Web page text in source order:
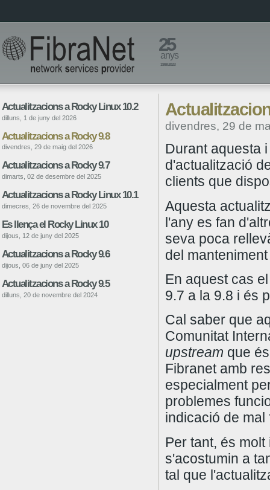
25
anys
1998-2023
Actualitzacions a Rocky Linux 10.2
dilluns, 1 de juny del 2026
Actualitzacions a Rocky 9.8
divendres, 29 de maig del 2026
Actualitzacions a Rocky 9.7
dimarts, 02 de desembre del 2025
Actualitzacions a Rocky Linux 10.1
dimecres, 26 de novembre del 2025
Es llença el Rocky Linux 10
dijous, 12 de juny del 2025
Actualitzacions a Rocky 9.6
dijous, 06 de juny del 2025
Actualitzacions a Rocky 9.5
dilluns, 20 de novembre del 2024
divendres, 29 de
Durant aquesta
d'actualització
clients que
Aquesta
l'any es fan
seva poca
del
En aquest cas
9.7 a la 9.8 i és
Cal saber que
Comunitat
upstream que
Fibranet amb
especialment
problemes
indicació de mal
Per tant, és
s'acostumin a
tal que